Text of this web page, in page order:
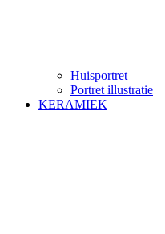
Huisportret
Portret illustratie
KERAMIEK